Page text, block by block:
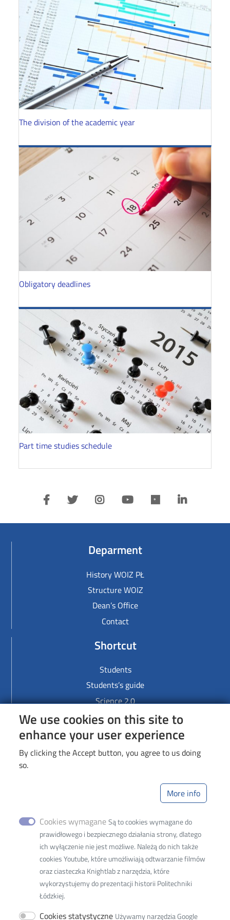
We use cookies on this site to
enhance your user experience
By clicking the Accept button, you agree to us doing
so.
More info
Cookies wymagane Są to cookies wymagane do
prawidłowego i bezpiecznego działania strony, dlatego
ich wyłączenie nie jest możliwe. Należą do nich także
cookies Youtube, które umożliwiają odtwarzanie filmów
oraz ciasteczka Knightlab z narzędzia, które
wykorzystujemy do prezentacji historii Politechniki
Łódzkiej.
Cookies statystyczne Używamy narzędzia Google
The division of the academic year
Obligatory deadlines
Part time studies schedule
Lodz University of Technology
Faculty ofOrganization and
Deparment
History WOIZ PŁ
Structure WOIZ
Dean’s Office
Contact
Shortcut
Students
Students’s guide
Science 2.0
Links
Lodz University of Technology